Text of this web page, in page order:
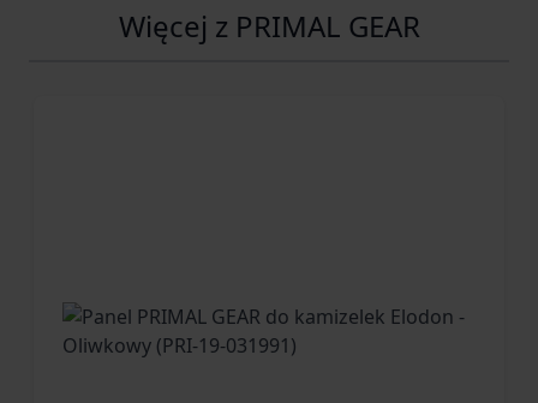
Więcej z PRIMAL GEAR